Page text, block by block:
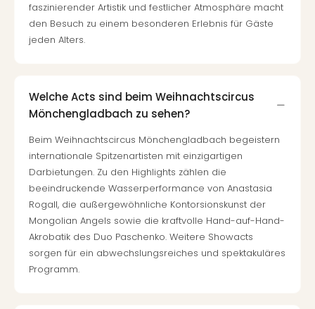
faszinierender Artistik und festlicher Atmosphäre macht
den Besuch zu einem besonderen Erlebnis für Gäste
jeden Alters.
Welche Acts sind beim Weihnachtscircus
Mönchengladbach zu sehen?
Beim Weihnachtscircus Mönchengladbach begeistern
internationale Spitzenartisten mit einzigartigen
Darbietungen. Zu den Highlights zählen die
beeindruckende Wasserperformance von Anastasia
Rogall, die außergewöhnliche Kontorsionskunst der
Mongolian Angels sowie die kraftvolle Hand-auf-Hand-
Akrobatik des Duo Paschenko. Weitere Showacts
sorgen für ein abwechslungsreiches und spektakuläres
Programm.